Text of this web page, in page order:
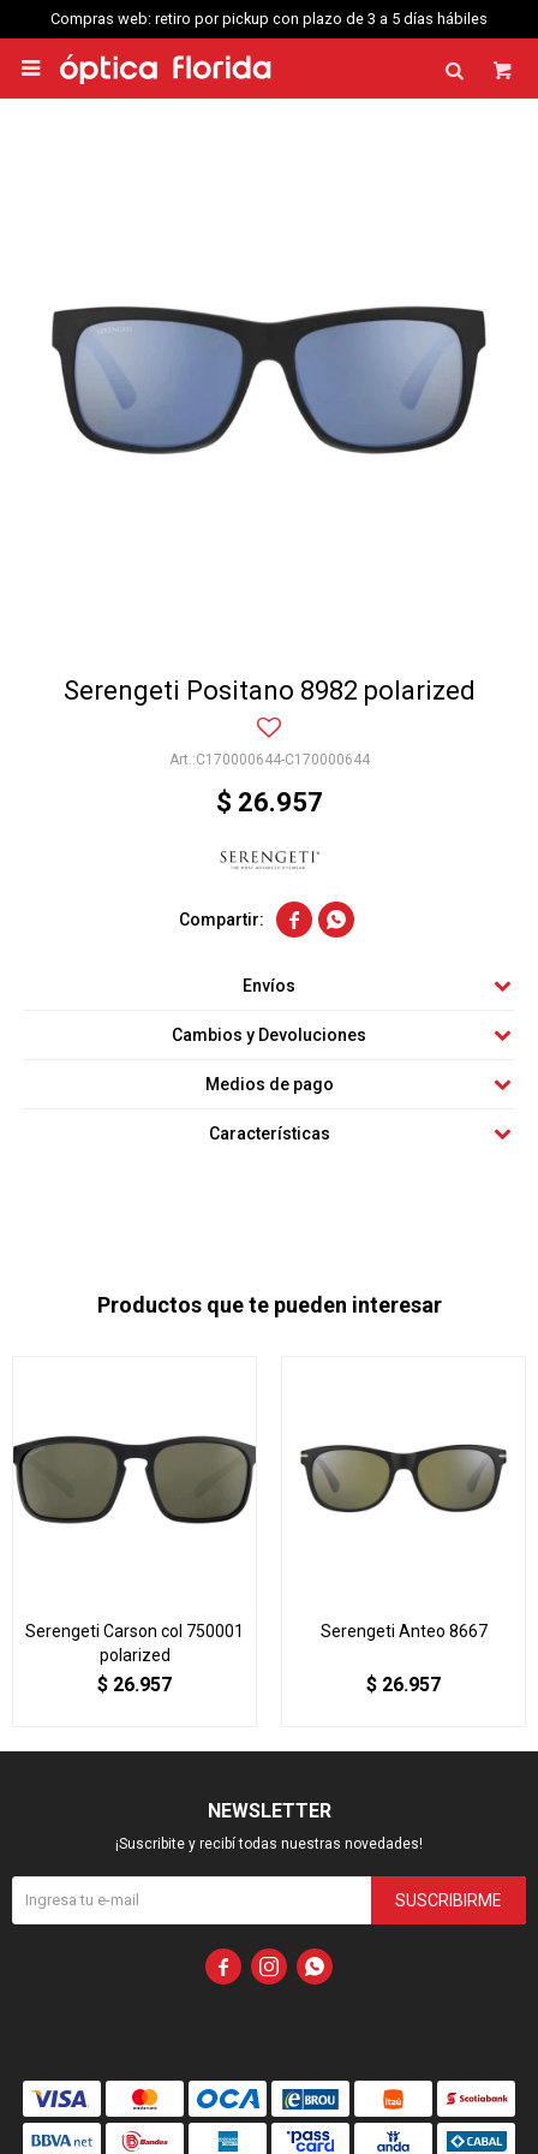
Compras web: retiro por pickup con plazo de 3 a 5 días hábiles

Serengeti Positano 8982 polarized
C170000644-C170000644
$ 26.957
 
Envíos
Cambios y Devoluciones
Medios de pago
Características
Productos que te pueden interesar
Serengeti Carson col 750001
polarized
$ 26.957
Serengeti Anteo 8667
$ 26.957
NEWSLETTER
¡Suscribite y recibí todas nuestras novedades!
SUSCRIBIRME
  